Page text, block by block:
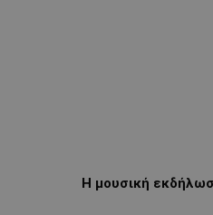
Η μουσική